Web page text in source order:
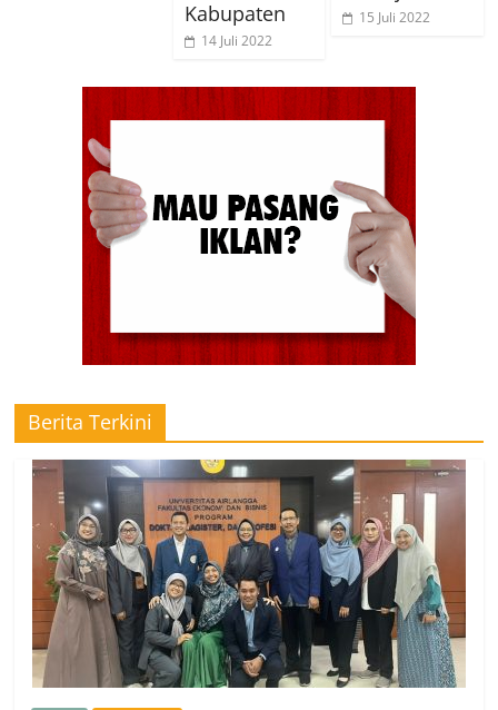
Kabupaten
14 Juli 2022
15 Juli 2022
Berita Terkini